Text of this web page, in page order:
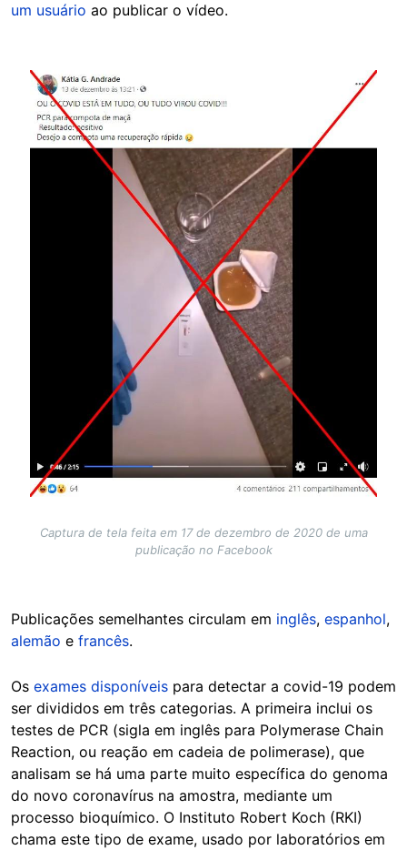
um usuário ao publicar o vídeo.
Image
Captura de tela feita em 17 de dezembro de 2020 de uma
publicação no Facebook
Publicações semelhantes circulam em inglês, espanhol,
alemão e francês.
Os exames disponíveis para detectar a covid-19 podem
ser divididos em três categorias. A primeira inclui os
testes de PCR (sigla em inglês para Polymerase Chain
Reaction, ou reação em cadeia de polimerase), que
analisam se há uma parte muito específica do genoma
do novo coronavírus na amostra, mediante um
processo bioquímico. O Instituto Robert Koch (RKI)
chama este tipo de exame, usado por laboratórios em